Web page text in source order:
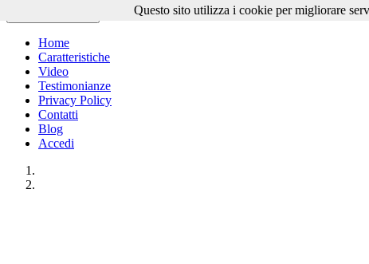
PATIENTBOX
Home
Caratteristiche
Video
Testimonianze
Privacy Policy
Contatti
Blog
Accedi
Questo sito utilizza i cookie per migliorare